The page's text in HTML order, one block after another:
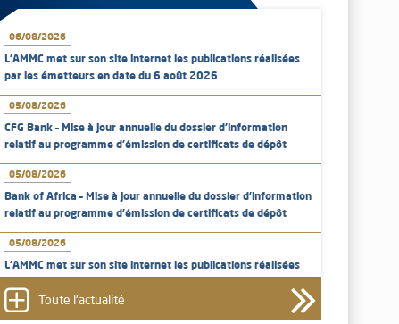
06/08/2026
L’AMMC met sur son site internet les publications réalisées
par les émetteurs en date du 6 août 2026
05/08/2026
CFG Bank – Mise à jour annuelle du dossier d’information
relatif au programme d'émission de certificats de dépôt
05/08/2026
Bank of Africa – Mise à jour annuelle du dossier d’information
relatif au programme d'émission de certificats de dépôt
05/08/2026
L’AMMC met sur son site internet les publications réalisées
04/08/2026
Toute l'actualité